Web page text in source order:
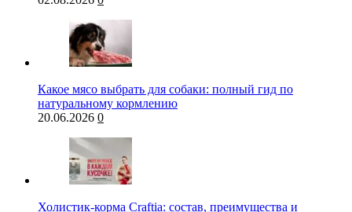
Какое мясо выбрать для собаки: полный гид по
натуральному кормлению
20.06.2026 0
Холистик-корма Craftia: состав, преимущества и